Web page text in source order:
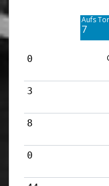
Aufs Tor
7
0
3
8
0